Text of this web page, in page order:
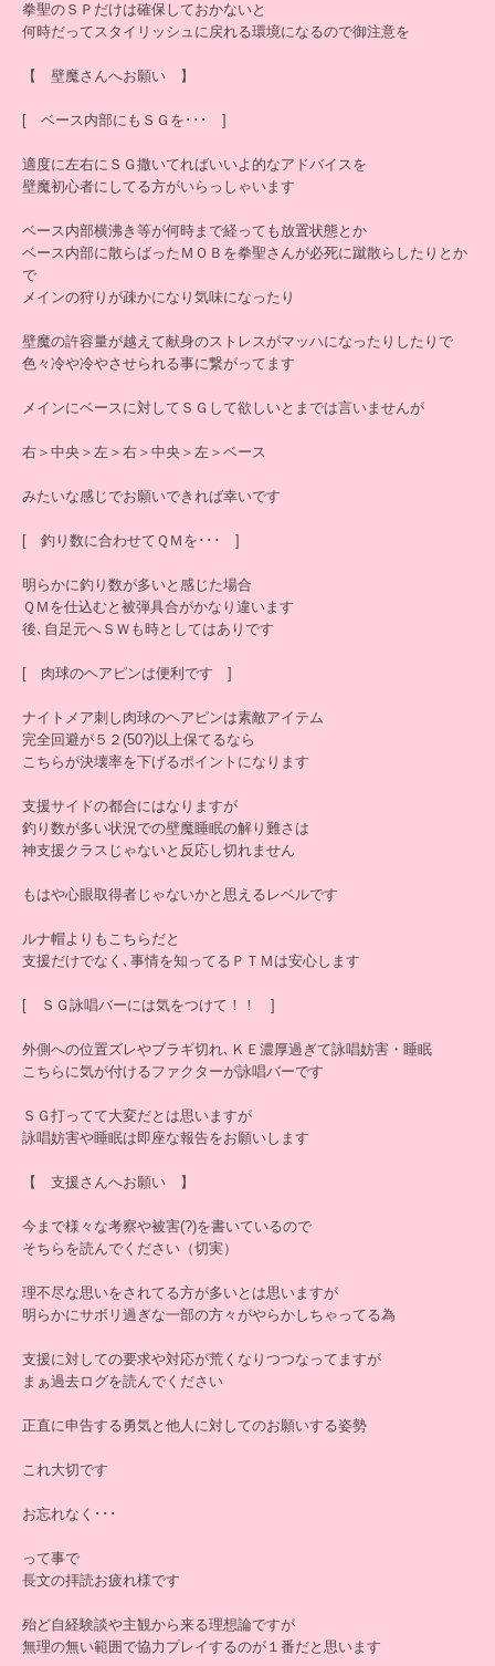
拳聖のＳＰだけは確保しておかないと
何時だってスタイリッシュに戻れる環境になるので御注意を
【 壁魔さんへお願い 】
[ ベース内部にもＳＧを･･･ ]
適度に左右にＳＧ撒いてればいいよ的なアドバイスを
壁魔初心者にしてる方がいらっしゃいます
ベース内部横沸き等が何時まで経っても放置状態とか
ベース内部に散らばったＭＯＢを拳聖さんが必死に蹴散らしたりとか
で
メインの狩りが疎かになり気味になったり
壁魔の許容量が越えて献身のストレスがマッハになったりしたりで
色々冷や冷やさせられる事に繋がってます
メインにベースに対してＳＧして欲しいとまでは言いませんが
右＞中央＞左＞右＞中央＞左＞ベース
みたいな感じでお願いできれば幸いです
[ 釣り数に合わせてＱＭを･･･ ]
明らかに釣り数が多いと感じた場合
ＱＭを仕込むと被弾具合がかなり違います
後､自足元へＳＷも時としてはありです
[ 肉球のヘアピンは便利です ]
ナイトメア刺し肉球のヘアピンは素敵アイテム
完全回避が５２(50?)以上保てるなら
こちらが決壊率を下げるポイントになります
支援サイドの都合にはなりますが
釣り数が多い状況での壁魔睡眠の解り難さは
神支援クラスじゃないと反応し切れません
もはや心眼取得者じゃないかと思えるレベルです
ルナ帽よりもこちらだと
支援だけでなく､事情を知ってるＰＴＭは安心します
[ ＳＧ詠唱バーには気をつけて！！ ]
外側への位置ズレやブラギ切れ､ＫＥ濃厚過ぎて詠唱妨害・睡眠
こちらに気が付けるファクターが詠唱バーです
ＳＧ打ってて大変だとは思いますが
詠唱妨害や睡眠は即座な報告をお願いします
【 支援さんへお願い 】
今まで様々な考察や被害(?)を書いているので
そちらを読んでください（切実）
理不尽な思いをされてる方が多いとは思いますが
明らかにサボリ過ぎな一部の方々がやらかしちゃってる為
支援に対しての要求や対応が荒くなりつつなってますが
まぁ過去ログを読んでください
正直に申告する勇気と他人に対してのお願いする姿勢
これ大切です
お忘れなく･･･
って事で
長文の拝読お疲れ様です
殆ど自経験談や主観から来る理想論ですが
無理の無い範囲で協力プレイするのが１番だと思います